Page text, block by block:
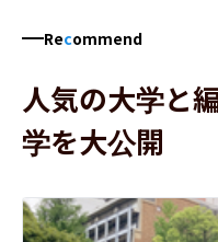
Recommend
人気の大学と
学を大公開